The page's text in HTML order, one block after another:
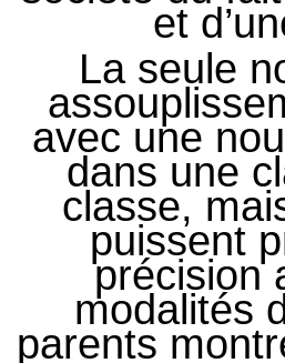
et
La seule
avec une
dans une
classe,
puissent
précision
modalités
parents